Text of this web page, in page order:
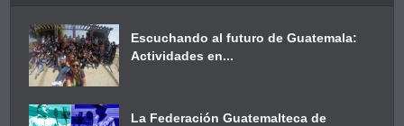
Escuchando al futuro de Guatemala:
Actividades en...
La Federación Guatemalteca de